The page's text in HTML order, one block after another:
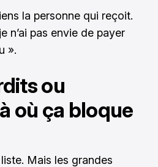
la personne qui reçoit.
n’ai pas envie de payer
».
ou
où ça bloque
Mais les grandes